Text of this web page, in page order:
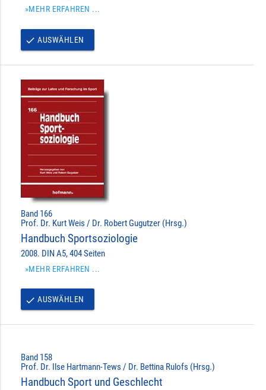
»MEHR ERFAHREN ...
done AUSWÄHLEN
Band 166
Prof. Dr. Kurt Weis / Dr. Robert Gugutzer (Hrsg.)
Handbuch Sportsoziologie
2008. DIN A5, 404 Seiten
»MEHR ERFAHREN ...
done AUSWÄHLEN
Band 158
Prof. Dr. Ilse Hartmann-Tews / Dr. Bettina Rulofs (Hrsg.)
Handbuch Sport und Geschlecht